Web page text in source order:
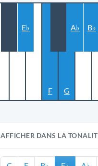
E♭
F G
A♭ B♭
AFFICHER DANS LA